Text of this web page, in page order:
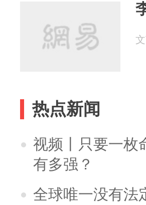
热点新闻
视频丨只要一枚
有多强？
全球唯一没有法